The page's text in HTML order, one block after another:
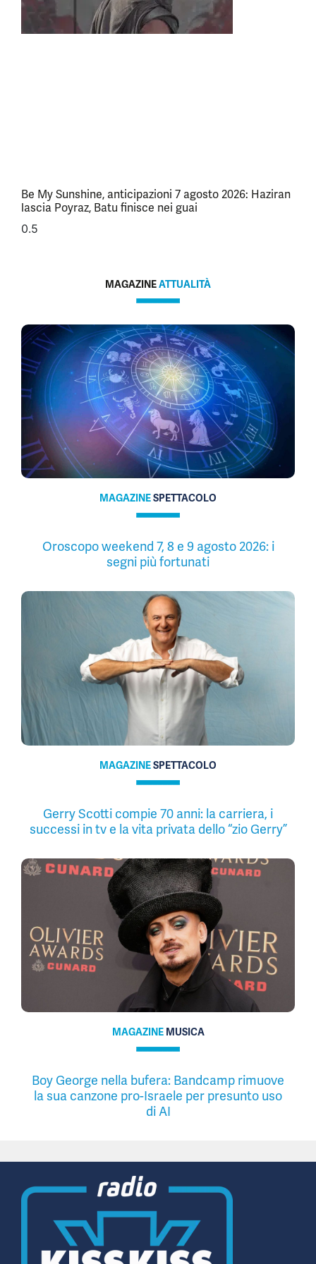
Be My Sunshine, anticipazioni 7 agosto 2026: Haziran
lascia Poyraz, Batu finisce nei guai
MAGAZINEATTUALITÀ
MAGAZINESPETTACOLO
Oroscopo weekend 7, 8 e 9 agosto 2026: i
segni più fortunati
MAGAZINESPETTACOLO
Gerry Scotti compie 70 anni: la carriera, i
successi in tv e la vita privata dello “zio Gerry”
MAGAZINE MUSICA
Boy George nella bufera: Bandcamp rimuove
la sua canzone pro-Israele per presunto uso
di AI